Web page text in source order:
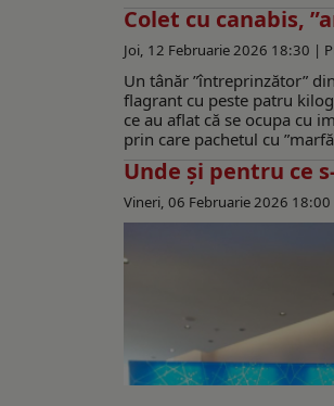
Colet cu canabis,
Joi, 12 Februarie 2026 18:30 |
Un tânăr ”întreprinzător”
flagrant cu peste patru
ce au aflat că se ocupa cu
prin care pachetul cu
Unde şi pentru ce
Vineri, 06 Februarie 2026 18:00